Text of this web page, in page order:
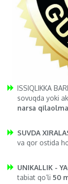
ISSIQLIKKA
sovuqda yoki
narsa
SUVDA
va qor ostida
UNIKALLIK -
tabiat qo’li 50